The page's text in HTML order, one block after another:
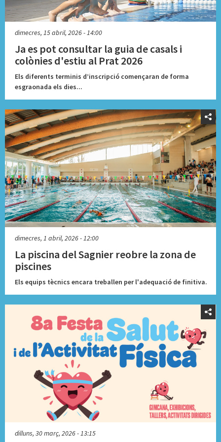
dimecres, 15 abril, 2026 - 14:00
Ja es pot consultar la guia de casals i
colònies d'estiu al Prat 2026
Els diferents terminis d’inscripció començaran de forma
esgraonada els dies...
dimecres, 1 abril, 2026 - 12:00
La piscina del Sagnier reobre la zona de
piscines
Els equips tècnics encara treballen per l'adequació de finitiva.
dilluns, 30 març, 2026 - 13:15